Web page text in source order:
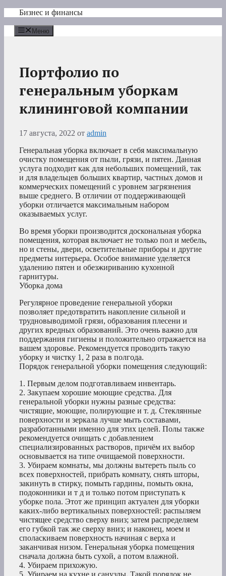
Перейти
содержимому
Бизнес и финансы
Меню
Портфолио по
генеральным уборкам
клининговой компании
17 августа, 2022 от admin
Генеральная уборка включает в себя максимальную
очистку помещения от пыли, грязи, и пятен. Данная
услуга подходит как для небольших помещений, так
и для владельцев больших квартир, частных домов и
коммерческих помещений с уровнем загрязнения
выше среднего. В отличии от поддерживающей
уборки отличается максимальным набором
оказываемых услуг.
Во время уборки производится доскональная уборка
помещения, которая включает не только пол и мебель,
но и стены, двери, осветительные приборы и другие
предметы интерьера. Особое внимание уделяется
удалению пятен и обезжириванию кухонной
гарнитуры.
Уборка дома
Регулярное проведение генеральной уборки
позволяет предотвратить накопление сильной и
трудновыводимой грязи, образования плесени и
других вредных образований. Это очень важно для
поддержания гигиены и положительно отражается на
вашем здоровье. Рекомендуется проводить такую
уборку и чистку 1, 2 раза в полгода.
Порядок генеральной уборки помещения следующий:
1. Первым делом подготавливаем инвентарь.
2. Закупаем хорошие моющие средства. Для
генеральной уборки нужны разные средства:
чистящие, моющие, полирующие и т. д. Стеклянные
поверхности и зеркала лучше мыть составами,
разработанными именно для этих целей. Полы также
рекомендуется очищать с добавлением
специализированных растворов, причём их выбор
основывается на типе очищаемой поверхности.
3. Убираем комнаты, мы должны вытереть пыль со
всех поверхностей, прибрать комнату, снять шторы,
закинуть в стирку, помыть гардины, помыть окна,
подоконники и т д и только потом приступать к
уборке пола. Этот же принцип актуален для уборки
каких-либо вертикальных поверхностей: распыляем
чистящее средство сверху вниз; затем распределяем
его губкой так же сверху вниз; и наконец, моем и
споласкиваем поверхность начиная с верха и
заканчивая низом. Генеральная уборка помещения
сначала должна быть сухой, а потом влажной.
4. Убираем прихожую.